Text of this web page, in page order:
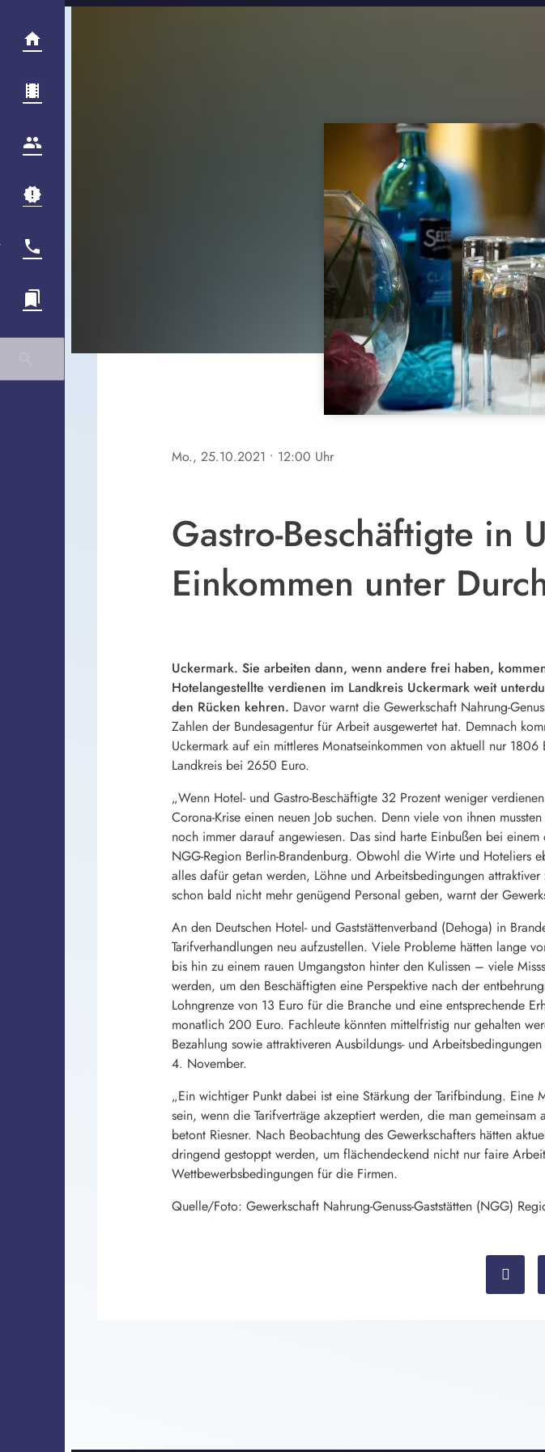
Mo., 25.10.2021 • 12:00 Uhr
Gastro-Beschäftigte in
Einkommen unter
Uckermark. Sie arbeiten dann, wenn andere frei haben,
Hotelangestellte verdienen im Landkreis Uckermark weit
den Rücken kehren. Davor warnt die Gewerkschaft Nahrung-
Zahlen der Bundesagentur für Arbeit ausgewertet hat. Demnach
Uckermark auf ein mittleres Monatseinkommen von aktuell nur
Landkreis bei 2650 Euro.
„Wenn Hotel- und Gastro-Beschäftigte 32 Prozent weniger
Corona-Krise einen neuen Job suchen. Denn viele von ihnen
noch immer darauf angewiesen. Das sind harte Einbußen bei
NGG-Region Berlin-Brandenburg. Obwohl die Wirte und Hoteliers
alles dafür getan werden, Löhne und Arbeitsbedingungen
schon bald nicht mehr genügend Personal geben, warnt der
An den Deutschen Hotel- und Gaststättenverband (Dehoga) in
Tarifverhandlungen neu aufzustellen. Viele Probleme hätten lange
bis hin zu einem rauen Umgangston hinter den Kulissen – viele
werden, um den Beschäftigten eine Perspektive nach der
Lohngrenze von 13 Euro für die Branche und eine entsprechende
monatlich 200 Euro. Fachleute könnten mittelfristig nur gehalten
Bezahlung sowie attraktiveren Ausbildungs- und
4. November.
„Ein wichtiger Punkt dabei ist eine Stärkung der Tarifbindung.
sein, wenn die Tarifverträge akzeptiert werden, die man
betont Riesner. Nach Beobachtung des Gewerkschafters hätten
dringend gestoppt werden, um flächendeckend nicht nur faire
Wettbewerbsbedingungen für die Firmen.
Quelle/Foto: Gewerkschaft Nahrung-Genuss-Gaststätten (NGG)